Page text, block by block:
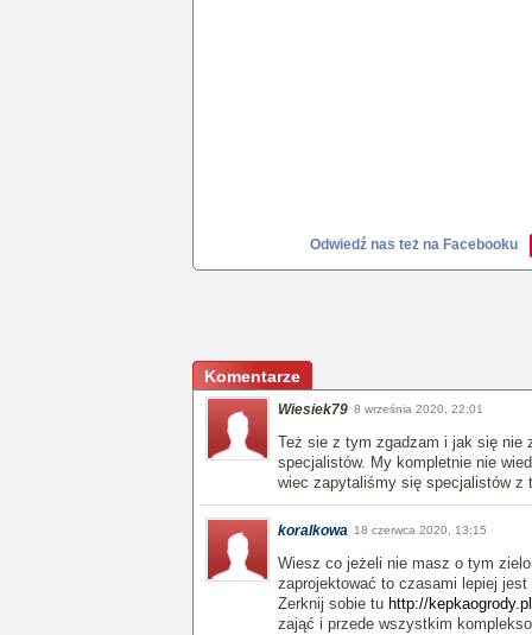
Odwiedź nas też na Facebooku
Komentarze
Wiesiek79 8 września 2020, 22:01
Też sie z tym zgadzam i jak się nie
specjalistów. My kompletnie nie
wiec zapytaliśmy się specjalistów z
koralkowa 18 czerwca 2020, 13:15
Wiesz co jeżeli nie masz o tym
zaprojektować to czasami lepiej
Zerknij sobie tu http://
zająć i przede wszystkim